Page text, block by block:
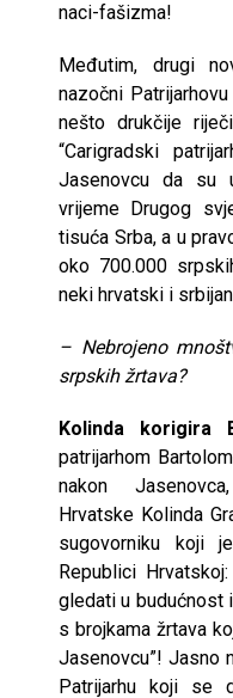
naci-fašizma!
Međutim, drugi
nazočni
nešto drukčije
“Carigradski
Jasenovcu da su
vrijeme Drugog
tisuća Srba, a u
oko 700.000
neki hrvatski i
– Nebrojeno
srpskih žrtava?
Kolinda korigira
patrijarhom
nakon
Hrvatske Kolinda
sugovorniku koji
Republici
gledati u budućnost
s brojkama žrtava
Jasenovcu”! Jasno
Patrijarhu koji se